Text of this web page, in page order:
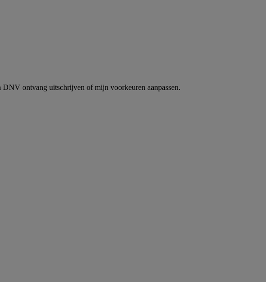
ontvang uitschrijven of mijn voorkeuren aanpassen.